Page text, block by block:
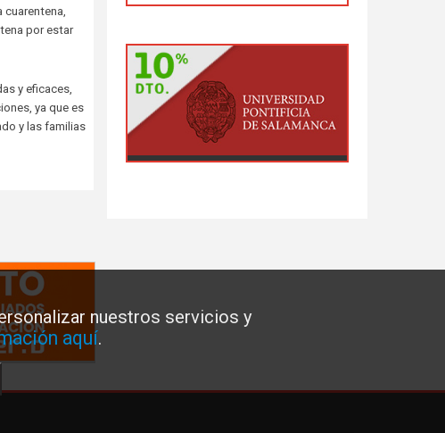
nuestros servicios y
aquí.
por estar
y eficaces,
ya que es
y las familias